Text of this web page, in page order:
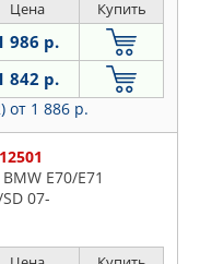
Цена Купить
986 р.
842 р.
от 1 886 р.
E70/E71
07-